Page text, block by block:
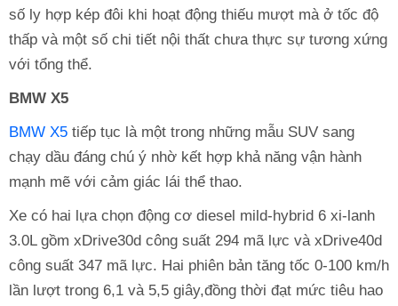
số ly hợp kép đôi khi hoạt động thiếu mượt mà ở tốc độ
thấp và một số chi tiết nội thất chưa thực sự tương xứng
với tổng thể.
BMW X5
BMW X5 tiếp tục là một trong những mẫu SUV sang
chạy dầu đáng chú ý nhờ kết hợp khả năng vận hành
mạnh mẽ với cảm giác lái thể thao.
Xe có hai lựa chọn động cơ diesel mild-hybrid 6 xi-lanh
3.0L gồm xDrive30d công suất 294 mã lực và xDrive40d
công suất 347 mã lực. Hai phiên bản tăng tốc 0-100 km/h
lần lượt trong 6,1 và 5,5 giây,đồng thời đạt mức tiêu hao